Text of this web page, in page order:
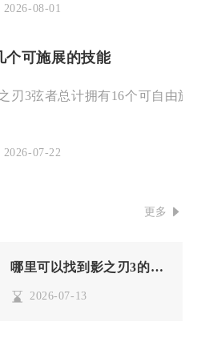
2026-08-01
个可施展的技能
刃3弦者总计拥有16个可自由
2026-07-22
更多
哪里可以找到影之刃3的充能掌控者
2026-07-13